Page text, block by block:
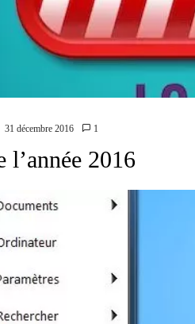
31 décembre 2016 1
l’année 2016